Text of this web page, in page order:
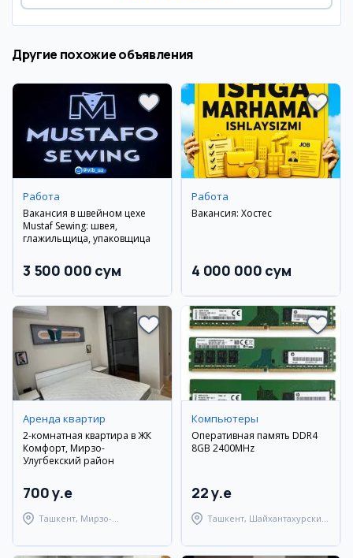
Другие похожие объявления
Работа
Вакансия в швейном цехе
Mustaf Sewing: швея,
глажильщица, упаковщица
3 500 000 сум
Работа
Вакансия: Хостес
4 000 000 сум
Аренда квартир
2-комнатная квартира в ЖК
Комфорт, Мирзо-
Улугбекский район
700 y.e
Ташкент, Мирзо-
Компьютеры
Оперативная память DDR4
8GB 2400MHz
22 y.e
Ташкент, Шайхантахурский